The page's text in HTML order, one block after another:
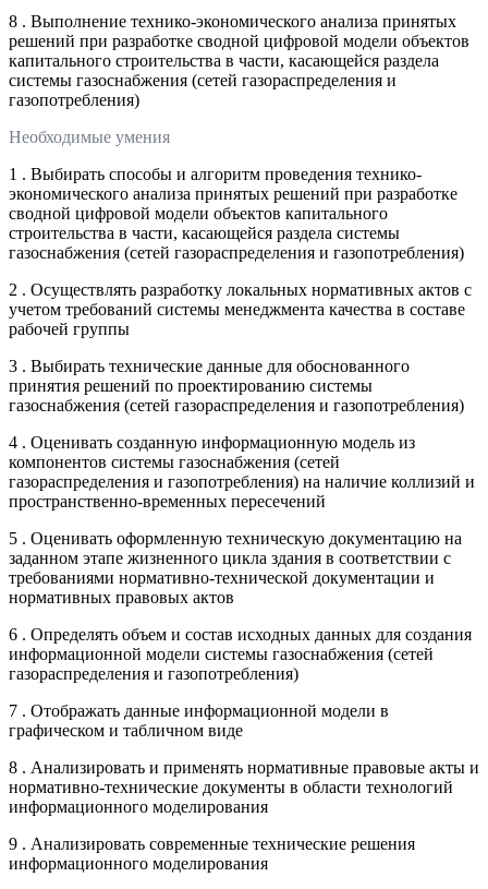
8 . Выполнение технико-экономического анализа принятых
решений при разработке сводной цифровой модели объектов
капитального строительства в части, касающейся раздела
системы газоснабжения (сетей газораспределения и
газопотребления)
Необходимые умения
1 . Выбирать способы и алгоритм проведения технико-
экономического анализа принятых решений при разработке
сводной цифровой модели объектов капитального
строительства в части, касающейся раздела системы
газоснабжения (сетей газораспределения и газопотребления)
2 . Осуществлять разработку локальных нормативных актов с
учетом требований системы менеджмента качества в составе
рабочей группы
3 . Выбирать технические данные для обоснованного
принятия решений по проектированию системы
газоснабжения (сетей газораспределения и газопотребления)
4 . Оценивать созданную информационную модель из
компонентов системы газоснабжения (сетей
газораспределения и газопотребления) на наличие коллизий и
пространственно-временных пересечений
5 . Оценивать оформленную техническую документацию на
заданном этапе жизненного цикла здания в соответствии с
требованиями нормативно-технической документации и
нормативных правовых актов
6 . Определять объем и состав исходных данных для создания
информационной модели системы газоснабжения (сетей
газораспределения и газопотребления)
7 . Отображать данные информационной модели в
графическом и табличном виде
8 . Анализировать и применять нормативные правовые акты и
нормативно-технические документы в области технологий
информационного моделирования
9 . Анализировать современные технические решения
информационного моделирования